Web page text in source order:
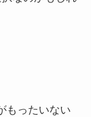
もったいない